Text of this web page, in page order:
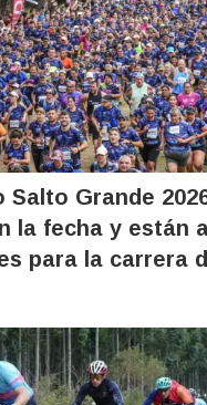
Salto Grande
la fecha y están
para la carrera